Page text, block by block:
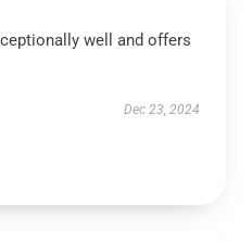
well and offers
Dec 23, 2024